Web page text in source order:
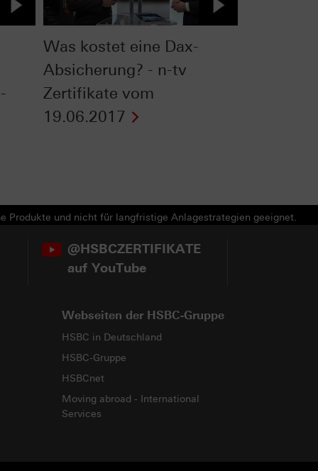
Was kostet eine Dax-
Absicherung? - n-tv
Zertifikate vom
19.06.2017
Produkte und nicht für langfristige Anlagestrategien geeignet.
@HSBCZERTIFIKATE
auf YouTube
Webseiten der HSBC-Gruppe
HSBC in Deutschland
HSBC-Gruppe
HSBCnet
Moving abroad - International
Services